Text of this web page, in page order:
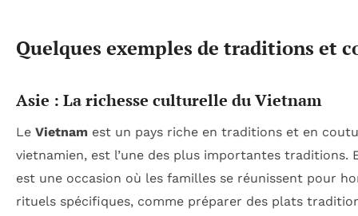
Quelques exemples de traditions et
Asie : La richesse culturelle du Vietnam
Le Vietnam est un pays riche en traditions et en
vietnamien, est l’une des plus importantes
est une occasion où les familles se réunissent pour
rituels spécifiques, comme préparer des plats